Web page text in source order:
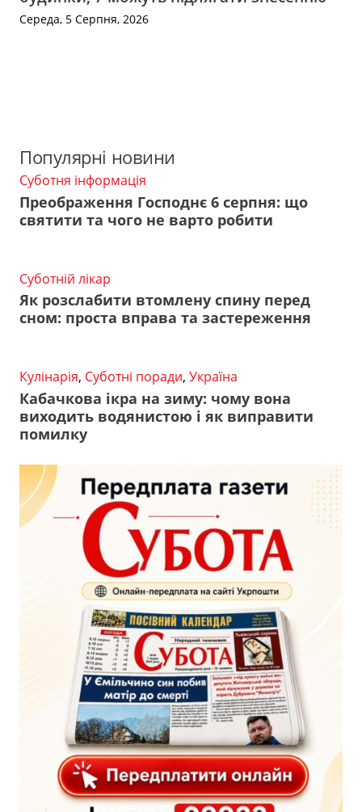
Середа, 5 Серпня, 2026
Популярні новини
Суботня інформація
Преображення Господнє 6 серпня: що
святити та чого не варто робити
Суботній лікар
Як розслабити втомлену спину перед
сном: проста вправа та застереження
Кулінарія, Суботні поради, Україна
Кабачкова ікра на зиму: чому вона
виходить водянистою і як виправити
помилку